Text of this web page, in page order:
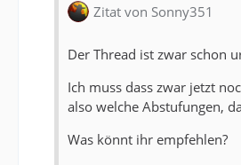
Zitat von Sonny351
Der Thread ist zwar schon
Ich muss dass zwar jetzt
also welche Abstufungen,
Was könnt ihr empfehlen?